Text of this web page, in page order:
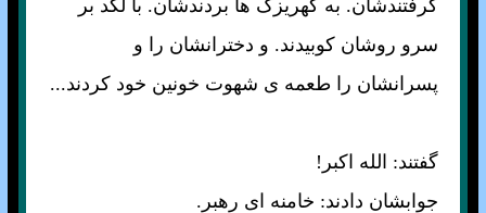
گرفتندشان. به کهريزک ها بردندشان. با لگد بر
سرو روشان کوبيدند. و دخترانشان را و
پسرانشان را طعمه ی شهوت خونين خود کردند...
گفتند: الله اکبر!
جوابشان دادند: خامنه ای رهبر.